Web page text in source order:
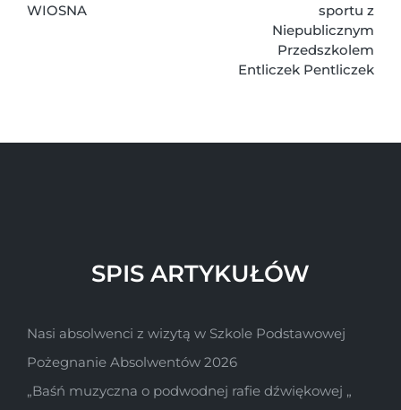
WIOSNA
sportu z
Niepublicznym
Przedszkolem
Entliczek Pentliczek
SPIS ARTYKUŁÓW
Nasi absolwenci z wizytą w Szkole Podstawowej
Pożegnanie Absolwentów 2026
„Baśń muzyczna o podwodnej rafie dźwiękowej „